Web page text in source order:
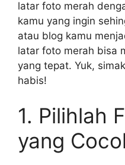
latar foto merah
kamu yang ingin
atau blog kamu
latar foto merah bisa
yang tepat. Yuk,
habis!
1. Pilihlah
yang